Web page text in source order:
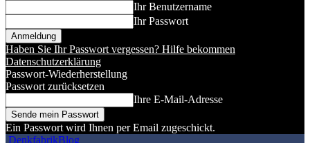
Ihr Benutzername
Ihr Passwort
Haben Sie Ihr Passwort vergessen? Hilfe bekommen
Datenschutzerklärung
Passwort-Wiederherstellung
Passwort zurücksetzen
Ihre E-Mail-Adresse
Ein Passwort wird Ihnen per Email zugeschickt.
DenkfabrikBlog